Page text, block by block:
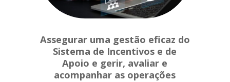
Assegurar uma gestão eficaz do
Sistema de Incentivos e de
Apoio e gerir, avaliar e
acompanhar as operações